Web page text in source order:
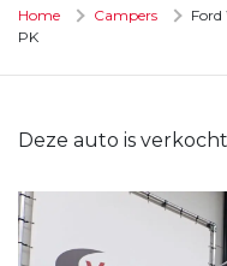
Home Campers
Ford
PK
Deze auto is verkocht